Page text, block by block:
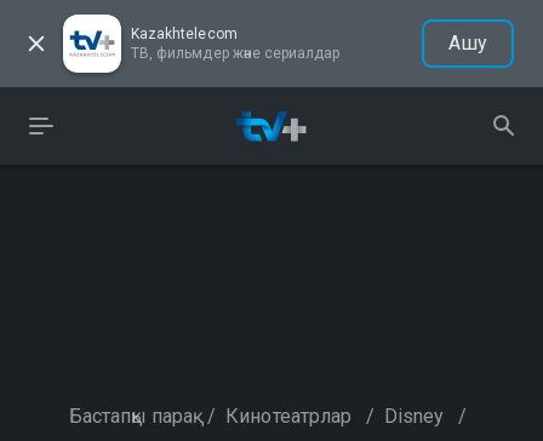
Kazakhtelecom
ТВ, фильмдер және сериалдар
Ашу
Бастапқы парақ / Кинотеатрлар / Disney /